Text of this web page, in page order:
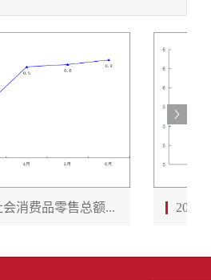
会消费品零售总额... 2026